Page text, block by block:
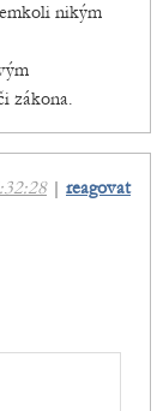
nikým
zákona.
| reagovat